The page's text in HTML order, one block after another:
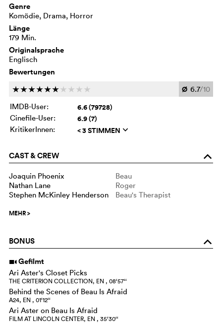
Genre
Komödie, Drama, Horror
Länge
179 Min.
Originalsprache
Englisch
Bewertungen
cccccc c c c c Ø 6.7/10
IMDB-User:
6.6 (79728)
Cinefile-User: 6.9 (7)
KritikerInnen: < 3 STIMMEN q
CAST & CREW o
Joaquin Phoenix
Beau
Nathan Lane
Roger
Stephen McKinley Henderson
Beau's Therapist
MEHR>
BONUS o
i Gefilmt
Ari Aster's Closet Picks
THE CRITERION COLLECTION, EN , 08‘57‘‘
Behind the Scenes of Beau Is Afraid
A24, EN , 01‘12‘‘
Ari Aster on Beau Is Afraid
FILM AT LINCOLN CENTER, EN , 35‘30‘‘